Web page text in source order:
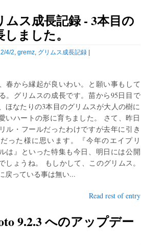
ス成長記録 - 3本目の
ました。
4/2 gremz, グリムス成長記録 |
春から縁起が良いわい。と願い事もして
。グリムスの成長です。苗から95日目で
ほなたりの3本目のグリムスが大人の樹に
いハートの形に育ちました。 さて、昨日
ル・フールだったわけですが去年に引き
った様に思います。『今年のエイプリ
は』といった特集も今日、明日には公開
しょうね。 もしかして、このグリムス。
戻っている事は無い...
Read rest of entry
9.2.3 へのアップデー